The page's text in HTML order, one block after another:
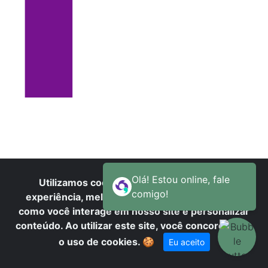
Utilizamos cookies para oferecer melhor
experiência, melhorar o desempenho, analisar
como você interage em nosso site e personalizar
conteúdo. Ao utilizar este site, você concorda com
o uso de cookies. 🍪 Eu aceito